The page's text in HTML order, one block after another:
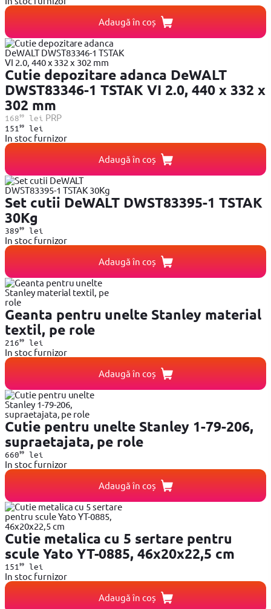
Adaugă în coș
Cutie depozitare adanca DeWALT
DWST83346-1 TSTAK VI 2.0, 440 x 332 x
302 mm
16899lei PRP
151 99lei
In stoc furnizor
Adaugă în coș
Set cutii DeWALT DWST83395-1 TSTAK
30Kg
38999lei
In stoc furnizor
Adaugă în coș
Geanta pentru unelte Stanley material
textil, pe role
21699lei
In stoc furnizor
Adaugă în coș
Cutie pentru unelte Stanley 1-79-206,
supraetajata, pe role
66099lei
In stoc furnizor
Adaugă în coș
Cutie metalica cu 5 sertare pentru
scule Yato YT-0885, 46x20x22,5 cm
151 99lei
In stoc furnizor
Adaugă în coș